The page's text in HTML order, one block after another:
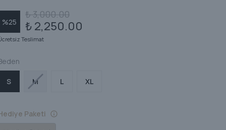
%25
₺ 3,000.00
₺ 2,250.00
Teslimat
S M L XL
Paketi